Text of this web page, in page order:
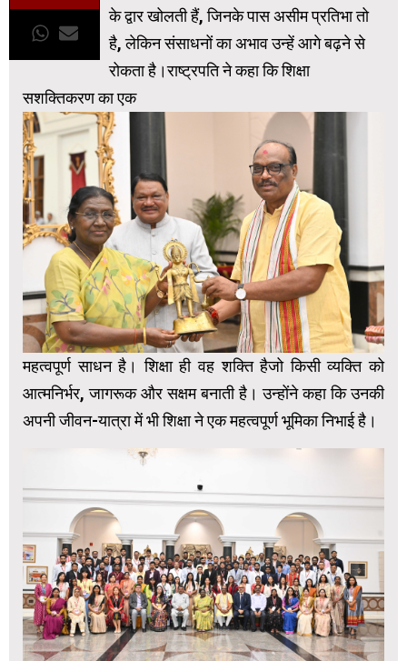
के द्वार खोलती हैं, जिनके पास असीम प्रतिभा तो
है, लेकिन संसाधनों का अभाव उन्‍हें आगे बढ़ने से
रोकता है।राष्ट्रपति ने कहा कि शिक्षा
सशक्तिकरण का एक
महत्वपूर्ण साधन है। शिक्षा ही वह शक्ति हैजो किसी व्यक्ति को
आत्मनिर्भर, जागरूक और सक्षम बनाती है। उन्होंने कहा कि उनकी
अपनी जीवन-यात्रा में भी शिक्षा ने एक महत्‍वपूर्ण भूमिका निभाई है।